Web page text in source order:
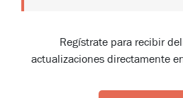
Regístrate para recibir
actualizaciones directamente